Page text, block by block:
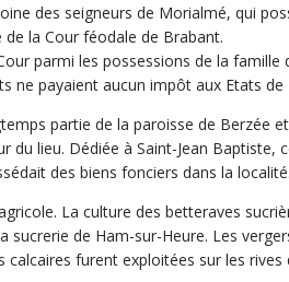
des seigneurs de Morialmé, qui
la Cour féodale de Brabant.
parmi les possessions de la
ne payaient aucun impôt aux Etats de
partie de la paroisse de Berzée
du lieu. Dédiée à Saint-Jean
des biens fonciers dans la localité.
La culture des betteraves
de Ham-sur-Heure. Les
furent exploitées sur les rives